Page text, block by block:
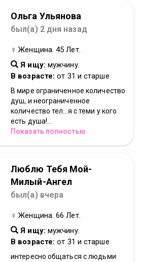
Ольга Ульянова
был(а) 2 дня назад
♀ Женщина. 45 Лет.
Я ищу: мужчину.
В возрасте: от 31 и старше
В мире ограниченное количество
душ, и неограниченное
количество тел...я с теми у кого
есть душа!...
Показать полностью
Люблю Тебя Мой-
Милый-Ангел
был(а) вчера
♀ Женщина. 66 Лет.
Я ищу: мужчину.
В возрасте: от 31 и старше
интересно общаться с людьми